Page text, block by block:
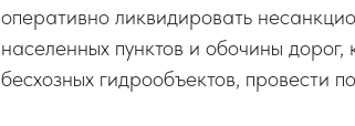
оперативно ликвидировать
населенных пунктов и обочины
бесхозных гидрообъектов, провести